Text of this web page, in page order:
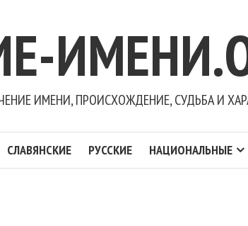
ИМЕНИ, ПРОИСХОЖДЕНИЕ, СУДЬБА И
СЛАВЯНСКИЕ РУССКИЕ НАЦИОНАЛЬНЫЕ